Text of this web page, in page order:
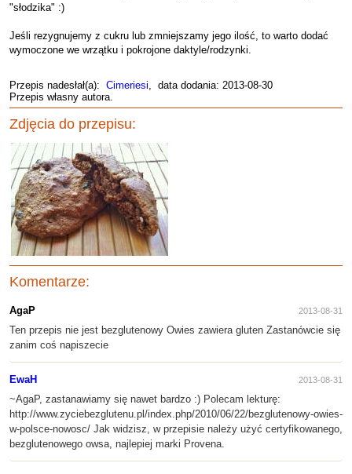
"słodzika" :)
Jeśli rezygnujemy z cukru lub zmniejszamy jego ilość, to warto dodać
wymoczone we wrzątku i pokrojone daktyle/rodzynki.
Przepis nadesłał(a): Cimeriesi, data dodania: 2013-08-30
Przepis własny autora.
Zdjęcia do przepisu:
Komentarze:
AgaP 2013-08-31
Ten przepis nie jest bezglutenowy Owies zawiera gluten Zastanówcie się
zanim coś napiszecie
EwaH 2013-08-31
~AgaP, zastanawiamy się nawet bardzo :) Polecam lekturę:
http://www.zyciebezglutenu.pl/index.php/2010/06/22/bezglutenowy-owies-
w-polsce-nowosc/ Jak widzisz, w przepisie należy użyć certyfikowanego,
bezglutenowego owsa, najlepiej marki Provena.